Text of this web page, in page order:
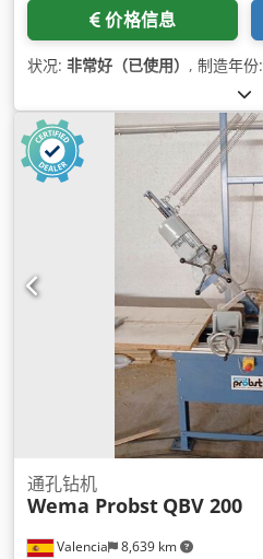
价格信息
状况: 非常好（已使用） , 制造年份:
Valencia 8,639 km
通孔钻机
Wema Probst QBV 200